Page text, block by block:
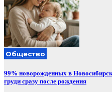
Общество
99% новорожденных в
груди сразу после рождения